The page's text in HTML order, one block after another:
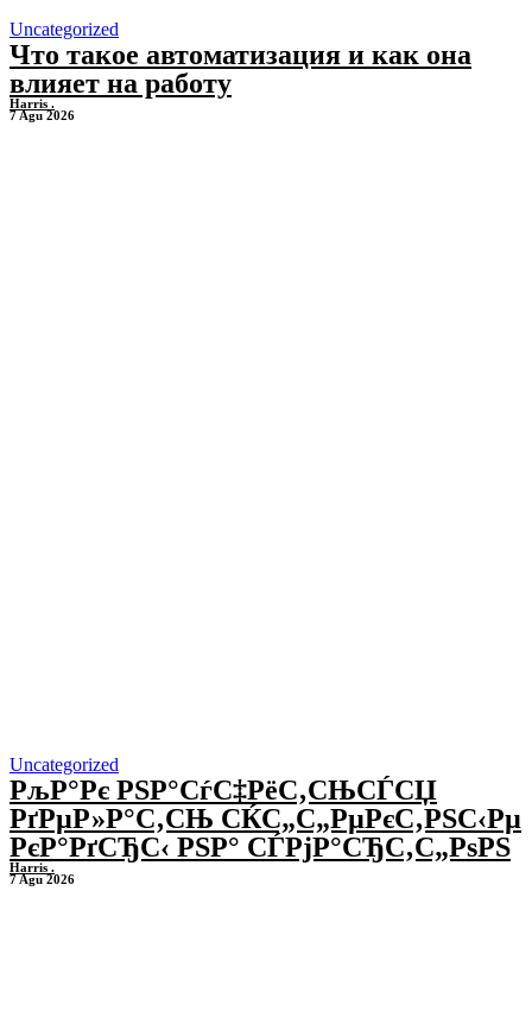
Uncategorized
Что такое автоматизация и как она
влияет на работу
Harris .
7 Agu 2026
Uncategorized
РљР°Рє РЅР°СѓС‡РёС‚СЊСЃСЏ
РґРµР»Р°С‚СЊ СЌС„С„РµРєС‚РЅС‹Рµ
РєР°РґСЂС‹ РЅР° СЃРјР°СЂС‚С„РѕРЅ
Harris .
7 Agu 2026